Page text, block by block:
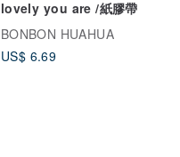
lovely you are /紙膠帶
BONBON HUAHUA
US$ 6.69